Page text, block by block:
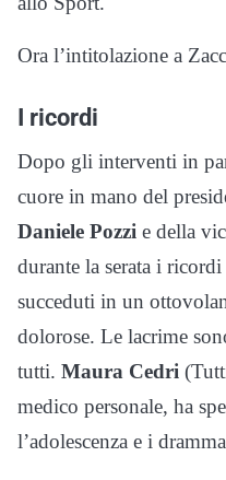
Ora l’intitolazione a
I ricordi
Dopo gli interventi in
cuore in mano del
Daniele Pozzi e della
durante la serata i
succeduti in un
dolorose. Le lacrime
tutti. Maura Cedri
medico personale, ha
l’adolescenza e i